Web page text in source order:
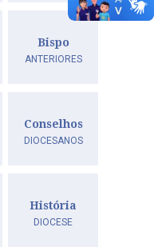
Bispo
ANTERIORES
Conselhos
DIOCESANOS
História
DIOCESE